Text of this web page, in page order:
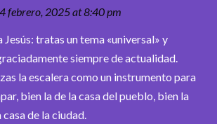
febrero, 2025 at 8:40 pm
Jesús: tratas un tema «universal» y
siempre de actualidad.
la escalera como un instrumento para
bien la de la casa del pueblo, bien la
casa de la ciudad.